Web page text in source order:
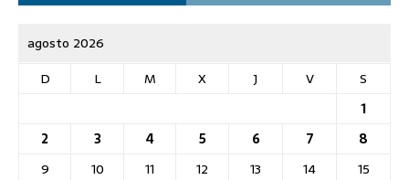
agosto 2026
D
L M X J V
S
1
2
3 4 5 6 7
8
9
10 11 12 13 14
15